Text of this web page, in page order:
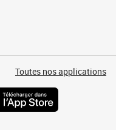
Toutes nos applications